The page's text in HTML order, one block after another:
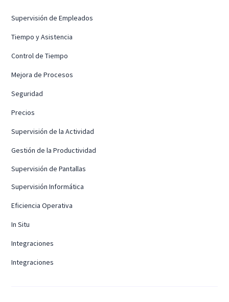
Supervisión de Empleados
Tiempo y Asistencia
Control de Tiempo
Mejora de Procesos
Seguridad
Precios
Supervisión de la Actividad
Gestión de la Productividad
Supervisión de Pantallas
Supervisión Informática
Eficiencia Operativa
In Situ
Integraciones
Integraciones